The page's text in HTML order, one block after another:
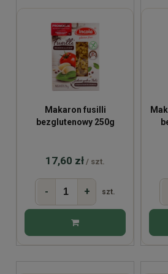
Makaron fusilli
bezglutenowy 250g
17,60 zł / szt.
- + szt.